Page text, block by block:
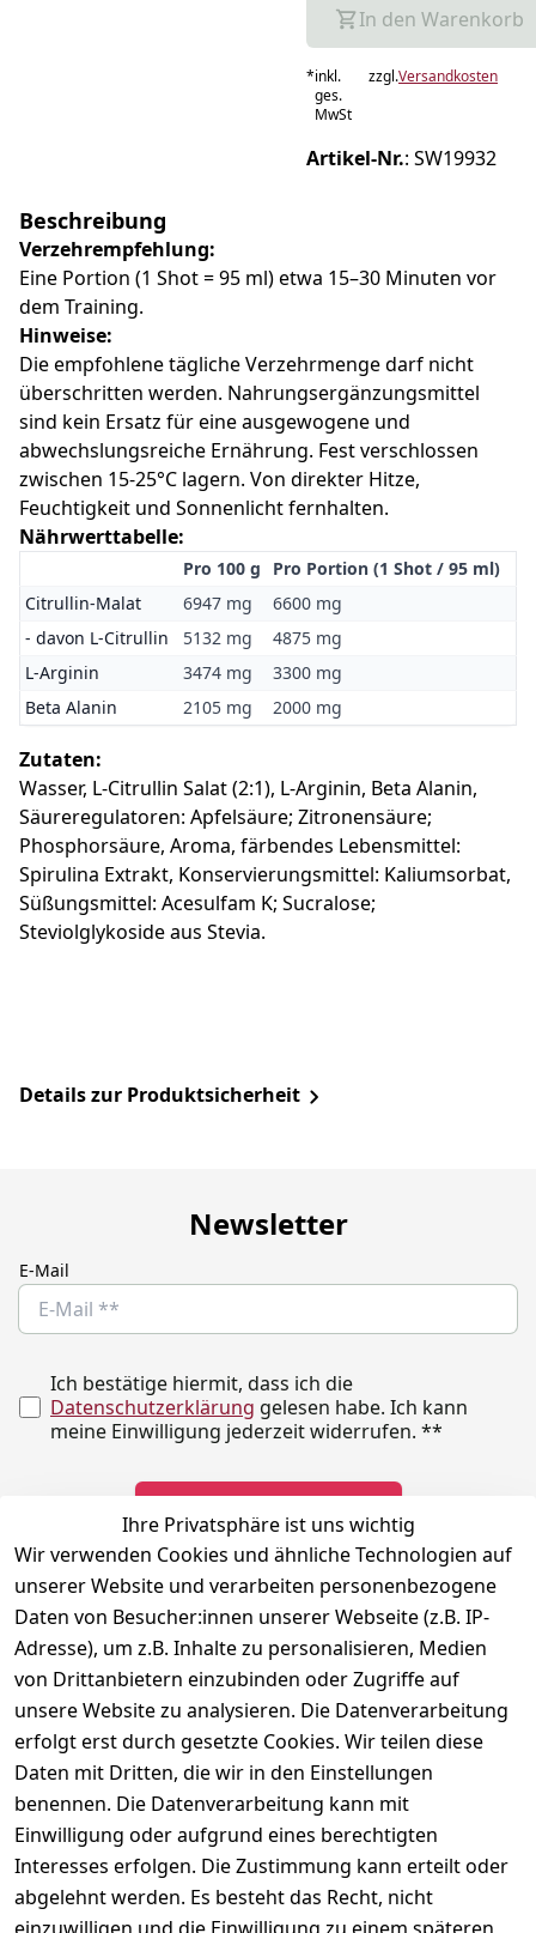
In den Warenkorb
*inkl.
ges.
MwSt
zzgl.Versandkosten
Artikel-Nr.: SW19932
Beschreibung
Verzehrempfehlung:
Eine Portion (1 Shot = 95 ml) etwa 15–30 Minuten vor
dem Training.
Hinweise:
Die empfohlene tägliche Verzehrmenge darf nicht
überschritten werden. Nahrungsergänzungsmittel
sind kein Ersatz für eine ausgewogene und
abwechslungsreiche Ernährung. Fest verschlossen
zwischen 15-25°C lagern. Von direkter Hitze,
Feuchtigkeit und Sonnenlicht fernhalten.
Nährwerttabelle:
Pro 100 g
Pro Portion (1 Shot / 95 ml)
Citrullin-Malat
6947 mg
6600 mg
- davon L-Citrullin
5132 mg
4875 mg
L-Arginin
3474 mg
3300 mg
Beta Alanin
2105 mg 2000 mg
Zutaten:
Wasser, L-Citrullin Salat (2:1), L-Arginin, Beta Alanin,
Säureregulatoren: Apfelsäure; Zitronensäure;
Phosphorsäure, Aroma, färbendes Lebensmittel:
Spirulina Extrakt, Konservierungsmittel: Kaliumsorbat,
Süßungsmittel: Acesulfam K; Sucralose;
Steviolglykoside aus Stevia.
Details zur Produktsicherheit
Newsletter
E-Mail
Ich bestätige hiermit, dass ich die
Datenschutzerklärung gelesen habe. Ich kann
meine Einwilligung jederzeit widerrufen. **
** markierte Felder sind erforderlich
Ihre Privatsphäre ist uns wichtig
Wir verwenden Cookies und ähnliche Technologien auf
unserer Website und verarbeiten personenbezogene
Daten von Besucher:innen unserer Webseite (z.B. IP-
Adresse), um z.B. Inhalte zu personalisieren, Medien
von Drittanbietern einzubinden oder Zugriffe auf
unsere Website zu analysieren. Die Datenverarbeitung
erfolgt erst durch gesetzte Cookies. Wir teilen diese
Daten mit Dritten, die wir in den Einstellungen
benennen. Die Datenverarbeitung kann mit
Einwilligung oder aufgrund eines berechtigten
Interesses erfolgen. Die Zustimmung kann erteilt oder
abgelehnt werden. Es besteht das Recht, nicht
Rechtliches
Impressum
Datenschutzerklär
ung
Widerrufsrecht
Versand &
Zahlung
Kontakt
Telefonische
Unterstützung
und Beratung
unter:
040 180
678 99
Mo-Fr: 10:00 -
Social
Instagram